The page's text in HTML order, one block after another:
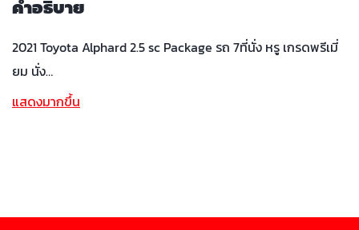
คำอธิบาย
2021 Toyota Alphard 2.5 sc Package รถ 7ที่นั่ง หรู เกรดพรีเมี่
ยม นั่ง…
แสดงมากขึ้น